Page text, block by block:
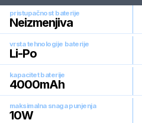
pristupačnost baterije
Neizmenjiva
vrsta tehnologije baterije
Li-Po
kapacitet baterije
4000mAh
maksimalna snaga punjenja
10W